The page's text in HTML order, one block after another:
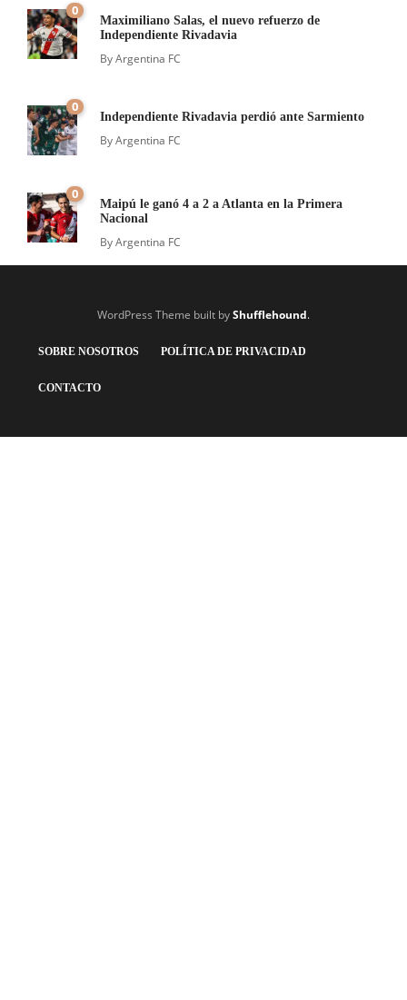
0
Maximiliano Salas, el nuevo refuerzo de
Independiente Rivadavia
ByArgentina FC
0
Independiente Rivadavia perdió ante Sarmiento
ByArgentina FC
0
Maipú le ganó 4 a 2 a Atlanta en la Primera
Nacional
ByArgentina FC
WordPress Theme built byShufflehound.
SOBRE NOSOTROS POLÍTICA DE PRIVACIDAD
CONTACTO